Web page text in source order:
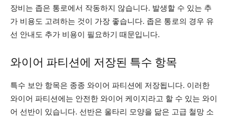
장비는 좁은 통로에서 작동하지 않습니다. 발생할 수 있는 추
가 비용도 고려하는 것이 가장 좋습니다. 좁은 통로의 경우 유
선 안내도 추가 비용이 필요하기 때문입니다.
와이어 파티션에 저장된 특수 항목
특수 보안 항목은 종종 와이어 파티션에 저장됩니다. 이러한
와이어 파티션에는 안전한 와이어 케이지라고 할 수 있는 와이
어 선반이 있습니다. 선반은 울타리 모양을 닮은 고급 철망 소